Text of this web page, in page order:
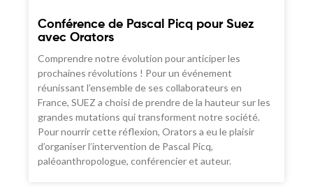
Conférence de Pascal Picq pour Suez
avec Orators
Comprendre notre évolution pour anticiper les
prochaines révolutions ! Pour un événement
réunissant l’ensemble de ses collaborateurs en
France, SUEZ a choisi de prendre de la hauteur sur les
grandes mutations qui transforment notre société.
Pour nourrir cette réflexion, Orators a eu le plaisir
d’organiser l’intervention de Pascal Picq,
paléoanthropologue, conférencier et auteur.